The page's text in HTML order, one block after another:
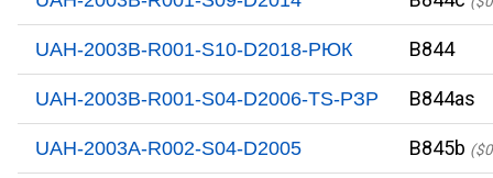
UAH-2003B-R001-S10-D2018-PЮК B844
UAH-2003B-R001-S04-D2006-TS-PЗР B844as
UAH-2003A-R002-S04-D2005 B845b